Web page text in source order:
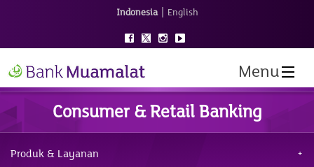
Indonesia | English
Menu
Consumer & Retail Banking
Produk & Layanan